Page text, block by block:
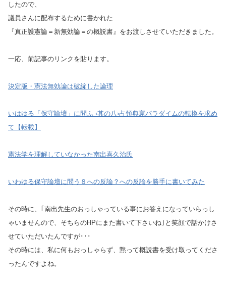
したので、
議員さんに配布するために書かれた
『真正護憲論＝新無効論＝の概説書』をお渡しさせていただきました。
一応、前記事のリンクを貼ります。
決定版・憲法無効論は破綻した論理
いはゆる「保守論壇」に問ふ ‹其の八›占領典憲パラダイムの転換を求め
て【転載】
憲法学を理解していなかった南出喜久治氏
いわゆる保守論壇に問う８への反論？への反論を勝手に書いてみた
その時に、｢南出先生のおっしゃっている事にお答えになっていらっし
ゃいませんので、そちらのHPにまた書いて下さいね｣と笑顔で話かけさ
せていただいたんですが･･･
その時には、私に何もおっしゃらず、黙って概説書を受け取ってくださ
ったんですよね。